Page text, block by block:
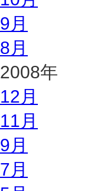
9月
8月
2008年
12月
11月
9月
7月